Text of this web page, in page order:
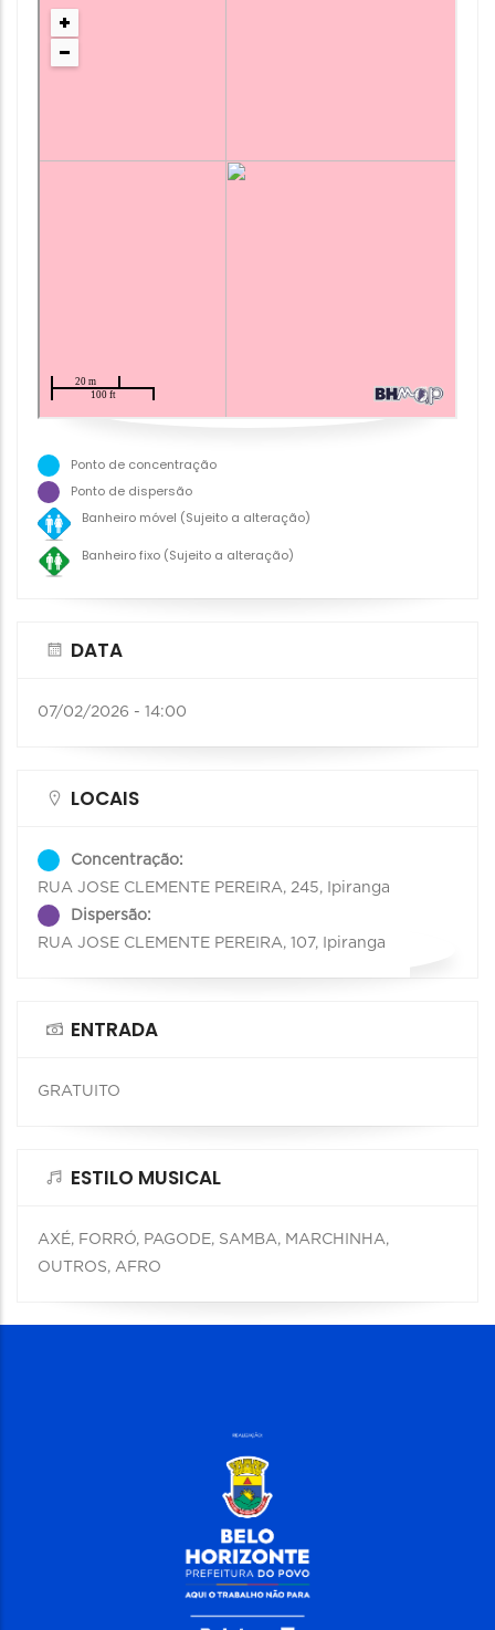
Ponto de concentração
Ponto de dispersão
Banheiro móvel (Sujeito a alteração)
Banheiro fixo (Sujeito a alteração)
DATA
07/02/2026 - 14:00
LOCAIS
Concentração:
RUA JOSE CLEMENTE PEREIRA, 245, Ipiranga
Dispersão:
RUA JOSE CLEMENTE PEREIRA, 107, Ipiranga
ENTRADA
GRATUITO
ESTILO MUSICAL
AXÉ, FORRÓ, PAGODE, SAMBA, MARCHINHA,
OUTROS, AFRO